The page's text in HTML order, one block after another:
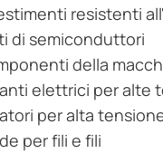
resistenti
di semiconduttori
della
elettrici per alte
per alta
per fili e fili